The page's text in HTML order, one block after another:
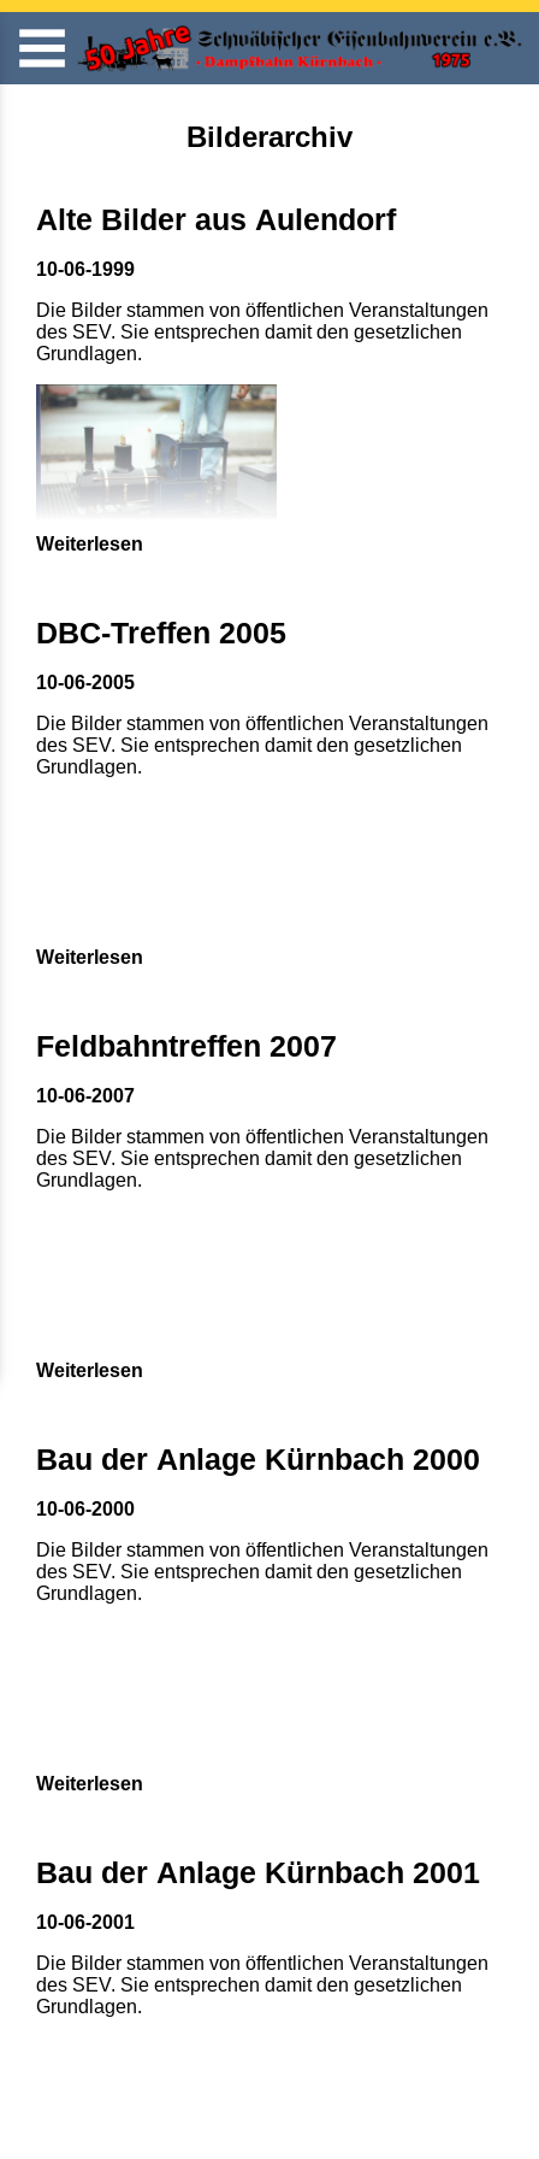
Bilderarchiv
Alte Bilder aus Aulendorf
10-06-1999
Die Bilder stammen von öffentlichen Veranstaltungen
des SEV. Sie entsprechen damit den gesetzlichen
Grundlagen.
Weiterlesen
DBC-Treffen 2005
10-06-2005
Die Bilder stammen von öffentlichen Veranstaltungen
des SEV. Sie entsprechen damit den gesetzlichen
Grundlagen.
Weiterlesen
Feldbahntreffen 2007
10-06-2007
Die Bilder stammen von öffentlichen Veranstaltungen
des SEV. Sie entsprechen damit den gesetzlichen
Grundlagen.
Weiterlesen
Bau der Anlage Kürnbach 2000
10-06-2000
Die Bilder stammen von öffentlichen Veranstaltungen
des SEV. Sie entsprechen damit den gesetzlichen
Grundlagen.
Weiterlesen
Bau der Anlage Kürnbach 2001
10-06-2001
Die Bilder stammen von öffentlichen Veranstaltungen
des SEV. Sie entsprechen damit den gesetzlichen
Grundlagen.